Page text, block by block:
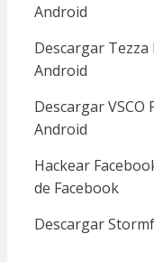
Android
Descargar
Android
Descargar
Android
Hackear
de Facebook
Descargar